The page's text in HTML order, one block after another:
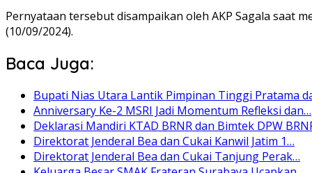
Pernyataan tersebut disampaikan oleh AKP Sagala saat
(10/09/2024).
Baca Juga:
Bupati Nias Utara Lantik Pimpinan Tinggi Pratama
Anniversary Ke-2 MSRI Jadi Momentum Refleksi dan…
Deklarasi Mandiri KTAD BRNR dan Bimtek DPW
Direktorat Jenderal Bea dan Cukai Kanwil Jatim 1…
Direktorat Jenderal Bea dan Cukai Tanjung Perak…